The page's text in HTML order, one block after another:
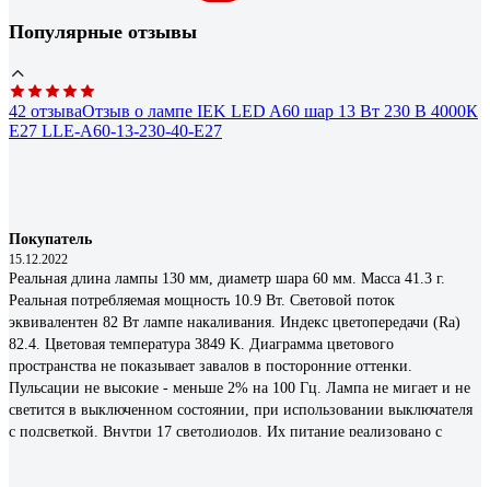
Популярные отзывы
42 отзываОтзыв о лампе IEK LED A60 шар 13 Вт 230 В 4000К
E27 LLE-A60-13-230-40-E27
Покупатель
15.12.2022
Реальная длина лампы 130 мм, диаметр шара 60 мм. Масса 41.3 г.
Реальная потребляемая мощность 10.9 Вт. Световой поток
эквивалентен 82 Вт лампе накаливания. Индекс цветопередачи (Ra)
82.4. Цветовая температура 3849 K. Диаграмма цветового
пространства не показывает завалов в посторонние оттенки.
Пульсации не высокие - меньше 2% на 100 Гц. Лампа не мигает и не
светится в выключенном состоянии, при использовании выключателя
с подсветкой. Внутри 17 светодиодов. Их питание реализовано с